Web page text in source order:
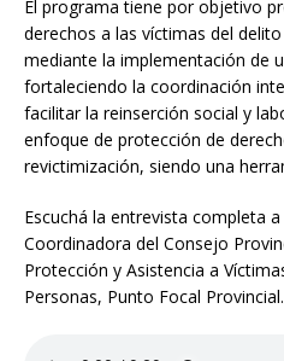
El programa tiene por objetivo
derechos a las víctimas del
mediante la implementación de
fortaleciendo la coordinación
facilitar la reinserción social y
enfoque de protección de
revictimización, siendo una
Escuchá la entrevista completa a
Coordinadora del Consejo
Protección y Asistencia a
Personas, Punto Focal Provincial.